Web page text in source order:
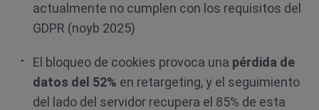
actualmente no cumplen con los requisitos del
GDPR (noyb 2025)
El bloqueo de cookies provoca una pérdida de
datos del 52% en retargeting, y el seguimiento
del lado del servidor recupera el 85% de esta